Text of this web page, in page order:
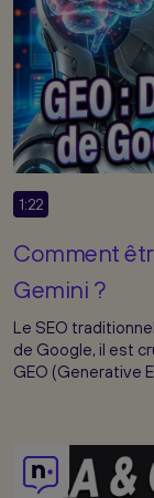
1:22
Comment
Gemini ?
Le SEO
de Google, il est
GEO (Generative